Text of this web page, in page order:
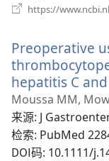
https://
Preoperative
hepatitis C
Moussa MM,
来源‎: J
检索‎: PubMed
DOI码‎: 10.1111/